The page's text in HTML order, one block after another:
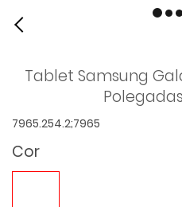
Tablet Samsung
7965.254.2;7965
Cor